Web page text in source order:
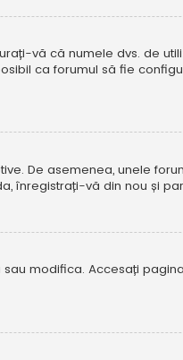
vă că numele dvs. de
ca forumul să fie
De asemenea, unele
înregistrați-vă din nou și
modifica. Accesați